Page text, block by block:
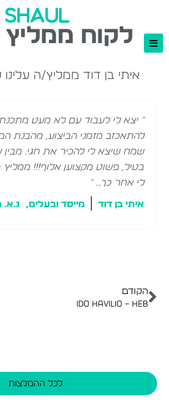
shaul
בניית אתרים
אודות
יצירת קשר
לקוח ממליץ
איתי בן דוד ממליץ/ה עלינו
" יצא לי לעבוד עם לא מעט
להתאכזב מזמני הביצוע, מהבנת
שמח שיצא לי להכיר את חגי. מבין
בטיל, פשוט מקצוען אלוף!!! ממליץ
לי אחר כך... "
איתי בן דוד מייסד ובעלים, נ.א.
הקודם
Ido Havilio – heb
לכל ההמלצות